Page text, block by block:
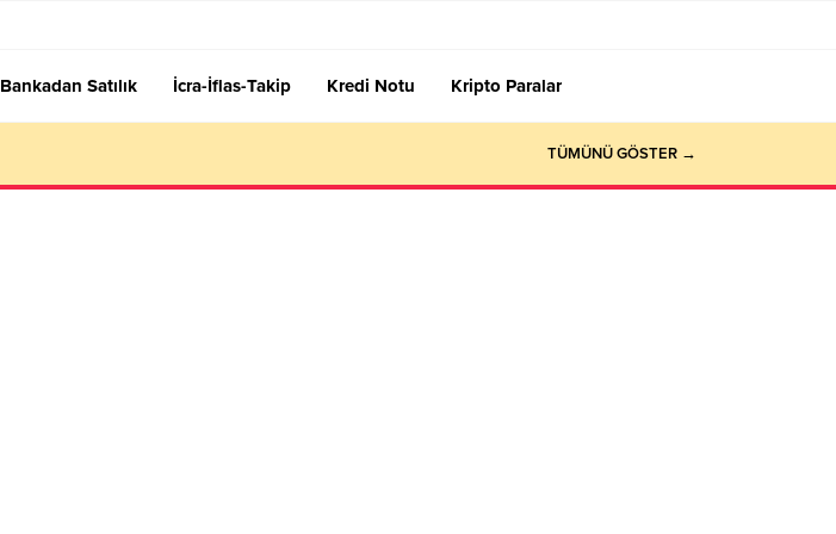
Bankadan Satılık İcra-İflas-Takip Kredi Notu Kripto Paralar
TÜMÜNÜ GÖSTER →